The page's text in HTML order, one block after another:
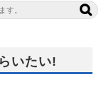
いたい!